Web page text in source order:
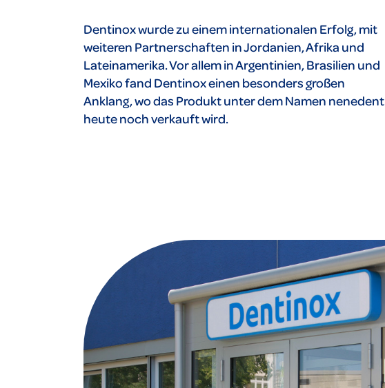
Dentinox wurde zu einem internationalen Erfolg, mit
weiteren Partnerschaften in Jordanien, Afrika und
Lateinamerika. Vor allem in Argentinien, Brasilien und
Mexiko fand Dentinox einen besonders großen
Anklang, wo das Produkt unter dem Namen nenedent
heute noch verkauft wird.